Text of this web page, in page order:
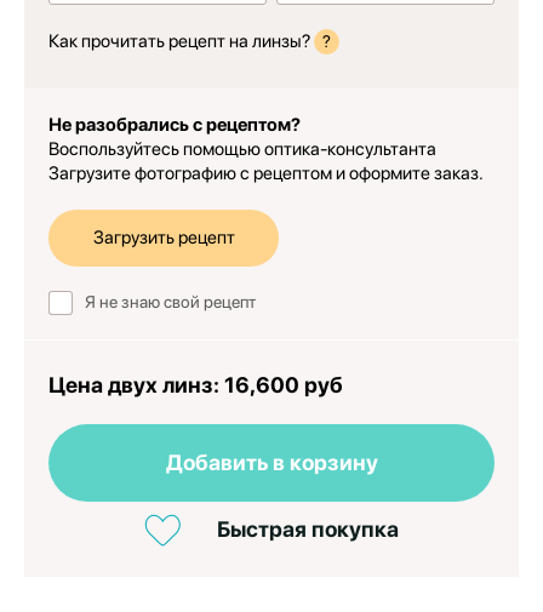
Как прочитать рецепт на линзы? ?
Не разобрались с рецептом?
Воспользуйтесь помощью оптика-консультанта
Загрузите фотографию с рецептом и оформите заказ.
Загрузить рецепт
Я не знаю свой рецепт
Цена двух линз: 16,600 руб
Добавить в корзину
Быстрая покупка